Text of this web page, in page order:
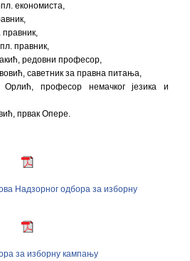
економиста,
правник,
редовни професор,
саветник за правна питања,
Орлић, професор немачког језика и
првак Опере.
Надзорног одбора за изборну
за изборну кампању